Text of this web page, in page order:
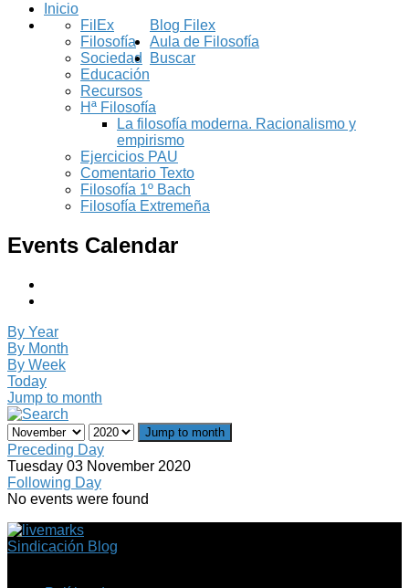
Inicio
Blog Filex
FilEx
Filosofía
Sociedad
Educación
Recursos
Aula de Filosofía
Hª Filosofía
La filosofía moderna. Racionalismo y
empirismo
Ejercicios PAU
Comentario Texto
Filosofía 1º Bach
Filosofía Extremeña
Buscar
Events Calendar
By Year
By Month
By Week
Today
Jump to month
Jump to month
Preceding Day
Tuesday 03 November 2020
Following Day
No events were found
Sindicación Blog